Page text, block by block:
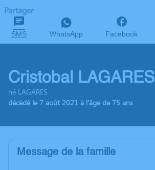
Partager
SMS WhatsApp Facebook
Cristobal LAGARES
né LAGARES
décédé le 7 août 2021 à l'âge de 75 ans
Message de la famille